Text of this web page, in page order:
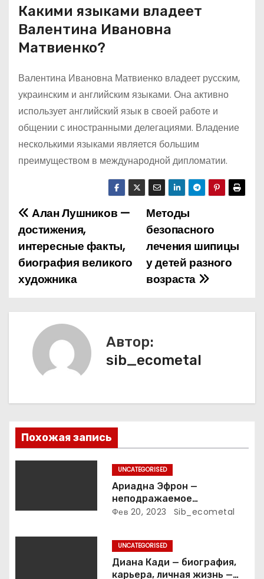
Какими языками владеет
Валентина Ивановна
Матвиенко?
Валентина Ивановна Матвиенко владеет русским,
украинским и английским языками. Она активно
использует английский язык в своей работе и
общении с иностранными делегациями. Владение
несколькими языками является большим
преимуществом в международной дипломатии.
Н
а
в
и
г
п
о
а
п
Методы
безопасного
лечения шипицы
у детей разного
возраста
Алан Лушников —
достижения,
интересные факты,
биография великого
художника
Автор:
sib_ecometal
Похожая запись
UNCATEGORISED
Ариадна Эфрон —
неподражаемое
вокзальное
оценочно-аналитическое
общепостижимое явление
известной русской
Фев 20, 2023 Sib_ecometal
UNCATEGORISED
Диана Кади — биография,
карьера, личная жизнь —